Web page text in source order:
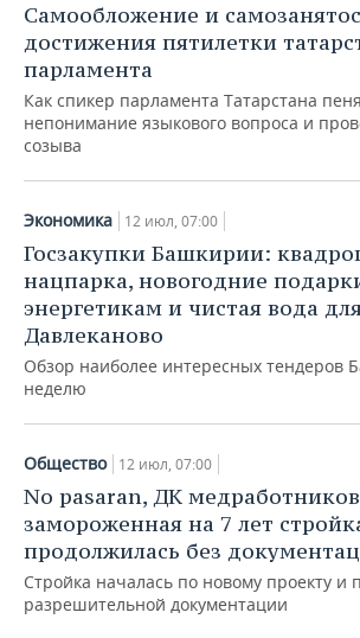
Самообложение и
достижения пятилетки
парламента
Как спикер парламента Татарстана
непонимание языкового вопроса и
созыва
Экономика 12 июл, 07:00
Госзакупки Башкирии:
нацпарка, новогодние
энергетикам и чистая вода
Давлеканово
Обзор наиболее интересных тендеров
неделю
Общество 12 июл, 07:00
No pasaran, ДК
замороженная на 7 лет
продолжилась без
Стройка началась по новому проекту и
разрешительной документации